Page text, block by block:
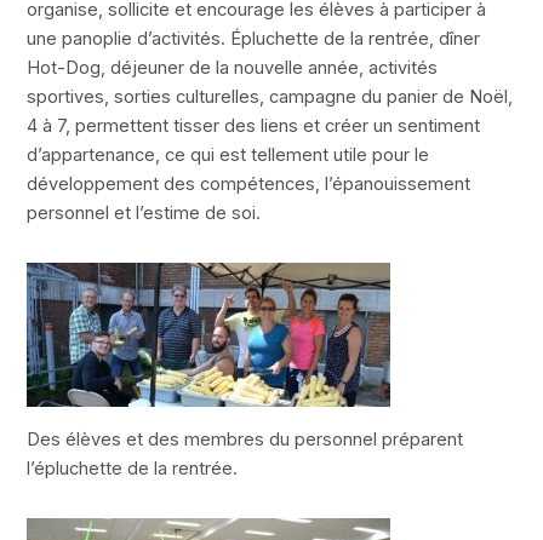
organise, sollicite et encourage les élèves à participer à
une panoplie d’activités. Épluchette de la rentrée, dîner
Hot-Dog, déjeuner de la nouvelle année, activités
sportives, sorties culturelles, campagne du panier de Noël,
4 à 7, permettent tisser des liens et créer un sentiment
d’appartenance, ce qui est tellement utile pour le
développement des compétences, l’épanouissement
personnel et l’estime de soi.
Des élèves et des membres du personnel préparent
l’épluchette de la rentrée.